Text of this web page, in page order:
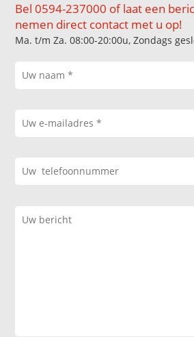
Bel 0594-237000 of laat een
nemen direct contact met u op!
Ma. t/m Za. 08:00-20:00u, Zondags